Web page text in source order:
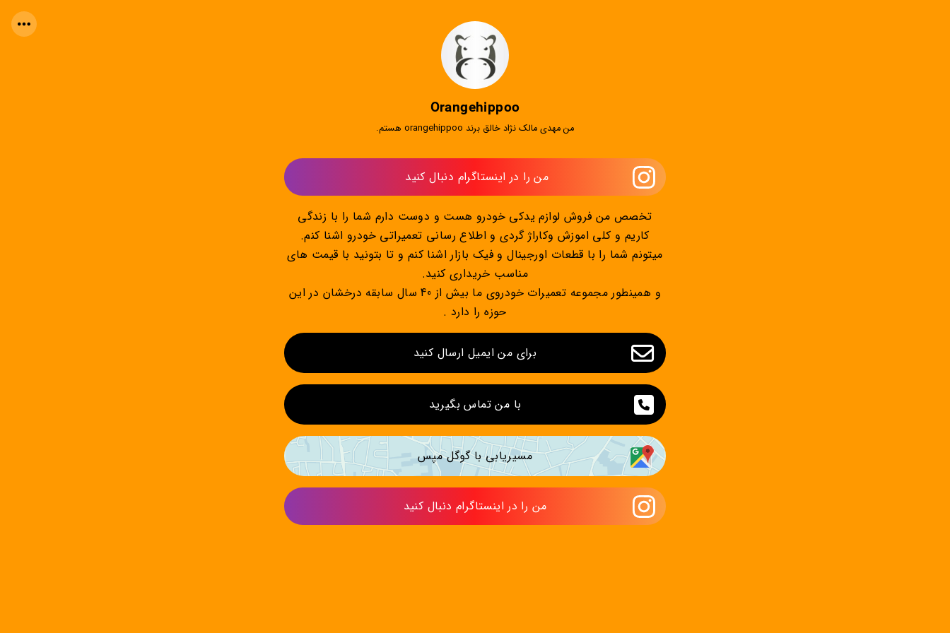
Orangehippoo
من مهدی مالک نژاد خالق برند orangehippoo هستم.
من را در اینستاگرام دنبال کنید
تخصص من فروش لوازم یدکی خودرو هست و دوست دارم شما را با زندگی
کاریم و کلی اموزش وکاراژ گردی و اطلاع رسانی تعمیراتی خودرو اشنا کنم.
میتونم شما را با قطعات اورجینال و فیک بازار اشنا کنم و تا بتونید با قیمت های
مناسب خریداری کنید.
و همینطور مجموعه تعمیرات خودروی ما بیش از 40 سال سابقه درخشان در این
حوزه را دارد .
برای من ایمیل ارسال کنید
با من تماس بگیرید
مسیریابی با گوگل مپس
من را در اینستاگرام دنبال کنید